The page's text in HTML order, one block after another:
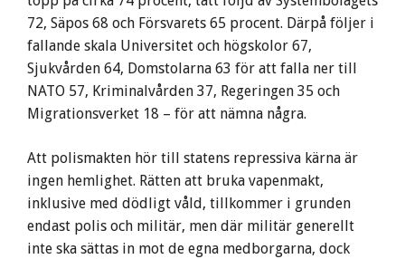
72, Säpos 68 och Försvarets 65 procent. Därpå följer i
fallande skala Universitet och högskolor 67,
Sjukvården 64, Domstolarna 63 för att falla ner till
NATO 57, Kriminalvården 37, Regeringen 35 och
Migrationsverket 18 – för att nämna några.
Att polismakten hör till statens repressiva kärna är
ingen hemlighet. Rätten att bruka vapenmakt,
inklusive med dödligt våld, tillkommer i grunden
endast polis och militär, men där militär generellt
inte ska sättas in mot de egna medborgarna, dock